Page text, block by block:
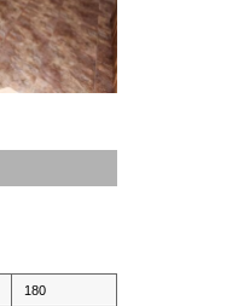
180